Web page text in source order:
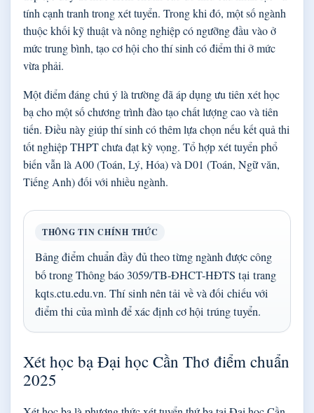
tính cạnh tranh trong xét tuyển. Trong khi đó, một số ngành
thuộc khối kỹ thuật và nông nghiệp có ngưỡng đầu vào ở
mức trung bình, tạo cơ hội cho thí sinh có điểm thi ở mức
vừa phải.
Một điểm đáng chú ý là trường đã áp dụng ưu tiên xét học
bạ cho một số chương trình đào tạo chất lượng cao và tiên
tiến. Điều này giúp thí sinh có thêm lựa chọn nếu kết quả thi
tốt nghiệp THPT chưa đạt kỳ vọng. Tổ hợp xét tuyển phổ
biến vẫn là A00 (Toán, Lý, Hóa) và D01 (Toán, Ngữ văn,
Tiếng Anh) đối với nhiều ngành.
THÔNG TIN CHÍNH THỨC
Bảng điểm chuẩn đầy đủ theo từng ngành được công
bố trong Thông báo 3059/TB-ĐHCT-HĐTS tại trang
kqts.ctu.edu.vn. Thí sinh nên tải về và đối chiếu với
điểm thi của mình để xác định cơ hội trúng tuyển.
Xét học bạ Đại học Cần Thơ điểm chuẩn
2025